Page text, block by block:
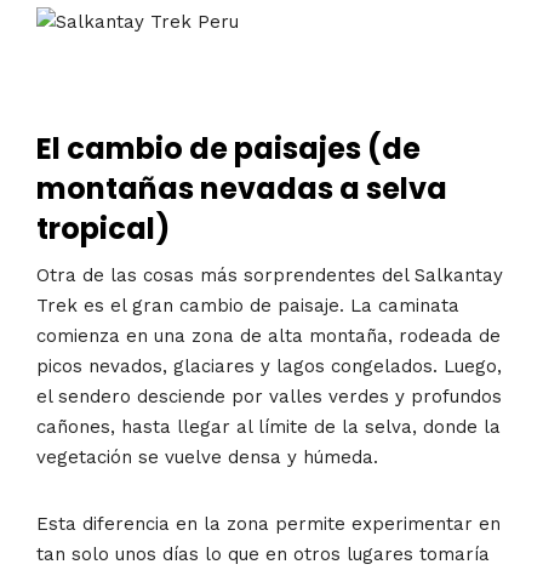
El cambio de paisajes (de
montañas nevadas a selva
tropical)
Otra de las cosas más sorprendentes del Salkantay
Trek es el gran cambio de paisaje. La caminata
comienza en una zona de alta montaña, rodeada de
picos nevados, glaciares y lagos congelados. Luego,
el sendero desciende por valles verdes y profundos
cañones, hasta llegar al límite de la selva, donde la
vegetación se vuelve densa y húmeda.
Esta diferencia en la zona permite experimentar en
tan solo unos días lo que en otros lugares tomaría